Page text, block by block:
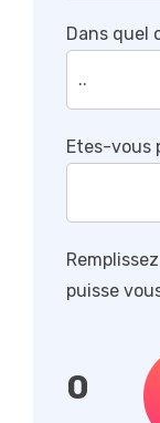
Dans quel
Etes-vous
puisse
0